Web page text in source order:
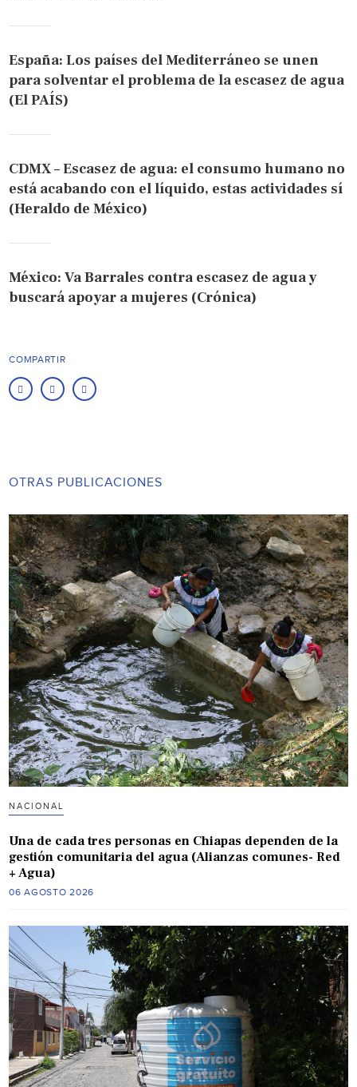
España: Los países del Mediterráneo se unen
para solventar el problema de la escasez de agua
(El PAÍS)
CDMX – Escasez de agua: el consumo humano no
está acabando con el líquido, estas actividades sí
(Heraldo de México)
México: Va Barrales contra escasez de agua y
buscará apoyar a mujeres (Crónica)
COMPARTIR
OTRAS PUBLICACIONES
NACIONAL
Una de cada tres personas en Chiapas dependen de la
gestión comunitaria del agua (Alianzas comunes- Red
+ Agua)
06 AGOSTO 2026